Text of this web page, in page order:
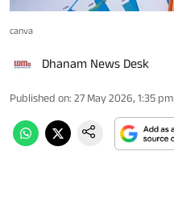
canva
Dhanam News Desk
Published on: 27 May 2026, 1:35 pm